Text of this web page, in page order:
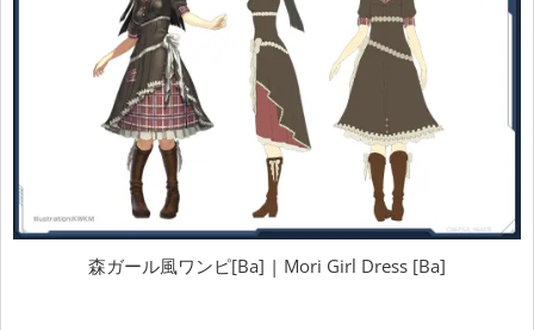
森ガール風ワンピ[Ba] | Mori Girl Dress [Ba]